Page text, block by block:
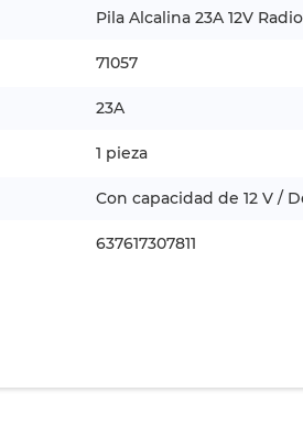
Pila Alcalina 23A 12V
71057
23A
1 pieza
Con capacidad de 12 V /
637617307811